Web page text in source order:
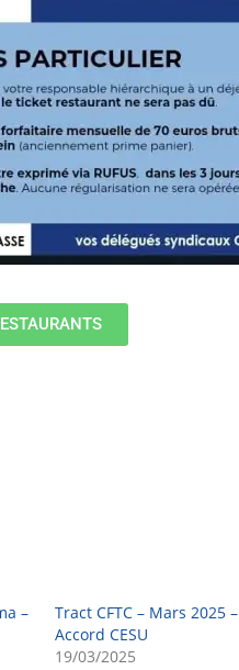
–
Tract CFTC – Mars 2025 –
Accord CESU
19/03/2025